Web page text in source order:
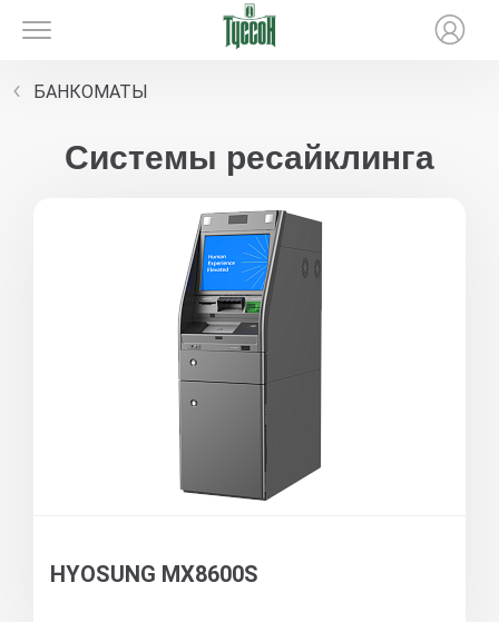
БАНКОМАТЫ
Системы ресайклинга
HYOSUNG MX8600S